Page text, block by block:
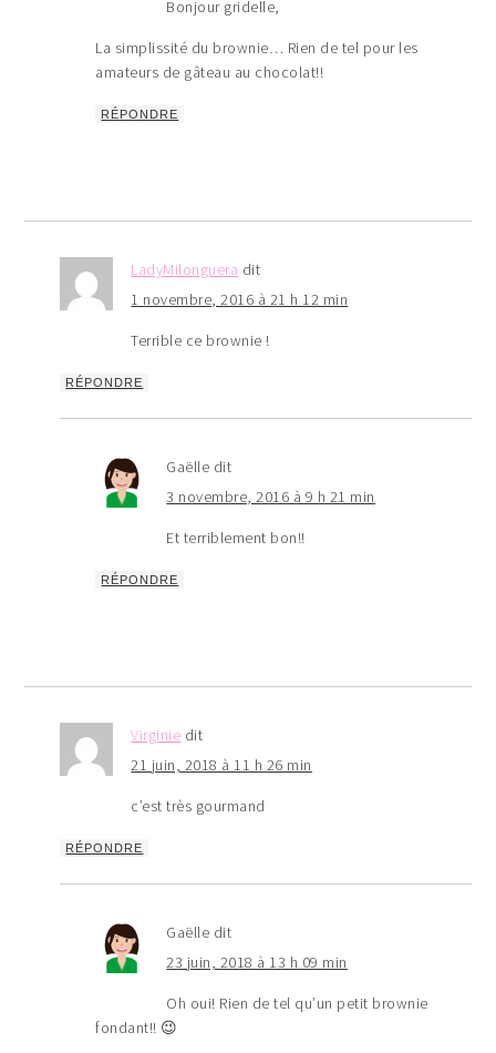
Bonjour gridelle,
La simplissité du brownie… Rien de tel pour les
amateurs de gâteau au chocolat!!
RÉPONDRE
LadyMilonguera dit
1 novembre, 2016 à 21 h 12 min
Terrible ce brownie !
RÉPONDRE
Gaëlle dit
3 novembre, 2016 à 9 h 21 min
Et terriblement bon!!
RÉPONDRE
Virginie dit
21 juin, 2018 à 11 h 26 min
c’est très gourmand
RÉPONDRE
Gaëlle dit
23 juin, 2018 à 13 h 09 min
Oh oui! Rien de tel qu’un petit brownie
fondant!! 😉